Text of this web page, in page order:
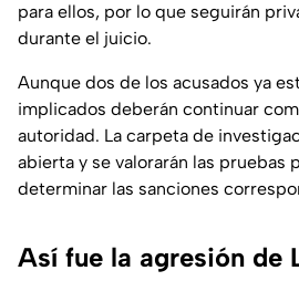
para ellos, por lo que seguirán
durante el juicio.
Aunque dos de los acusados ya
implicados deberán continuar
autoridad. La carpeta de
abierta y se valorarán las pruebas
determinar las sanciones
Así fue la agresión de